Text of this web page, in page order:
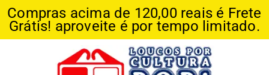
Compras acima de 120,00 reais é Frete
Grátis! aproveite é por tempo limitado.